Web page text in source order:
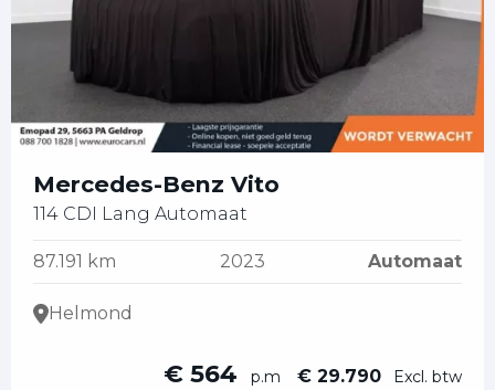
Mercedes-Benz Vito
114 CDI Lang Automaat
87.191 km 2023 Automaat
Helmond
€ 564 p.m € 29.790 Excl. btw